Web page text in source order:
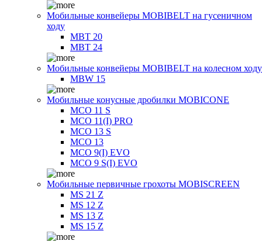
Мобильные конвейеры MOBIBELT на гусеничном
ходу
MBT 20
MBT 24
Мобильные конвейеры MOBIBELT на колесном ходу
MBW 15
Мобильные конусные дробилки MOBICONE
MCO 11 S
MCO 11(I) PRO
MCO 13 S
MCO 13
MCO 9(I) EVO
MCO 9 S(I) EVO
Мобильные первичные грохоты MOBISCREEN
MS 21 Z
MS 12 Z
MS 13 Z
MS 15 Z